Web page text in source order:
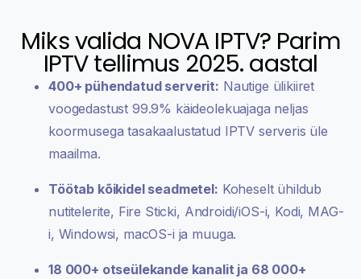
Miks valida NOVA IPTV? Parim
IPTV tellimus 2025. aastal
400+ pühendatud serverit: Nautige ülikiiret
voogedastust 99.9% käideolekuajaga neljas
koormusega tasakaalustatud IPTV serveris üle
maailma.
Töötab kõikidel seadmetel: Koheselt ühildub
nutitelerite, Fire Sticki, Androidi/iOS-i, Kodi, MAG-
i, Windowsi, macOS-i ja muuga.
18 000+ otseülekande kanalit ja 68 000+